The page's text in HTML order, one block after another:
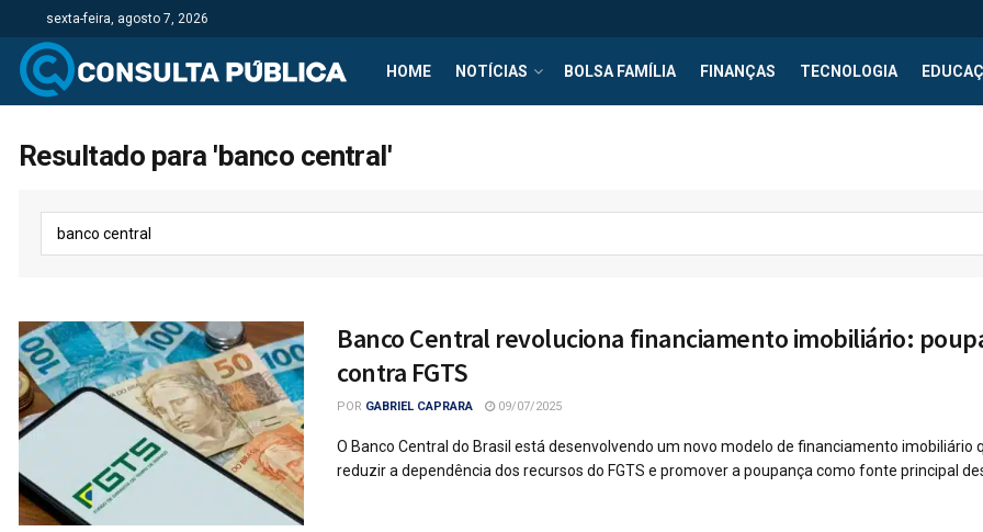
sexta-feira, agosto 7, 2026
HOME NOTÍCIAS BOLSA FAMÍLIA FINANÇAS TECNOLOGIA
Resultado para 'banco central'
Banco Central revoluciona financiamento imobiliário:
contra FGTS
POR GABRIEL CAPRARA 09/07/2025
O Banco Central do Brasil está desenvolvendo um novo modelo de financiamento imobiliário
reduzir a dependência dos recursos do FGTS e promover a poupança como fonte principal